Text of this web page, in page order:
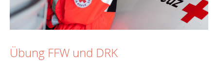
Übung FFW und DRK